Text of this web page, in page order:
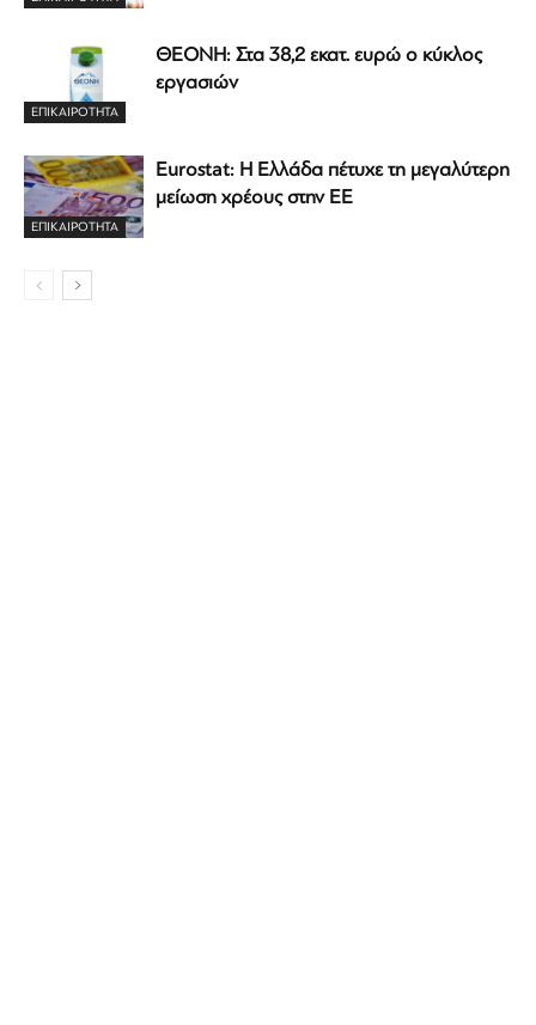
ΕΠΙΚΑΙΡΟΤΗΤΑ
ΘΕΟΝΗ: Στα 38,2 εκατ. ευρώ ο κύκλος
εργασιών
ΕΠΙΚΑΙΡΟΤΗΤΑ
Eurostat: Η Ελλάδα πέτυχε τη μεγαλύτερη
μείωση χρέους στην ΕΕ